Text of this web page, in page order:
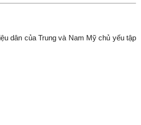
dân của Trung và Nam Mỹ chủ yếu tập